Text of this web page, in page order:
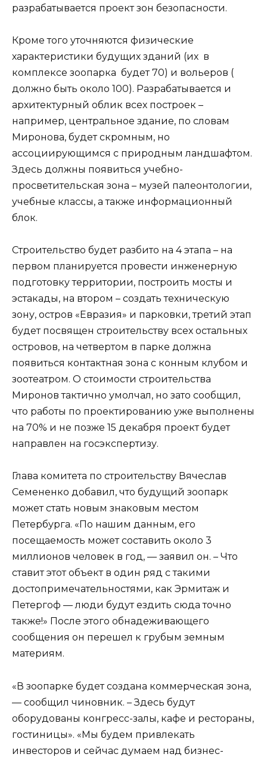
разрабатывается проект зон безопасности.
Кроме того уточняются физические
характеристики будущих зданий (их в
комплексе зоопарка будет 70) и вольеров (
должно быть около 100). Разрабатывается и
архитектурный облик всех построек –
например, центральное здание, по словам
Миронова, будет скромным, но
ассоциирующимся с природным ландшафтом.
Здесь должны появиться учебно-
просветительская зона – музей палеонтологии,
учебные классы, а также информационный
блок.
Строительство будет разбито на 4 этапа – на
первом планируется провести инженерную
подготовку территории, построить мосты и
эстакады, на втором – создать техническую
зону, остров «Евразия» и парковки, третий этап
будет посвящен строительству всех остальных
островов, на четвертом в парке должна
появиться контактная зона с конным клубом и
зоотеатром. О стоимости строительства
Миронов тактично умолчал, но зато сообщил,
что работы по проектированию уже выполнены
на 70% и не позже 15 декабря проект будет
направлен на госэкспертизу.
Глава комитета по строительству Вячеслав
Семененко добавил, что будущий зоопарк
может стать новым знаковым местом
Петербурга. «По нашим данным, его
посещаемость может составить около 3
миллионов человек в год, — заявил он. – Что
ставит этот объект в один ряд с такими
достопримечательностями, как Эрмитаж и
Петергоф — люди будут ездить сюда точно
также!» После этого обнадеживающего
сообщения он перешел к грубым земным
материям.
«В зоопарке будет создана коммерческая зона,
— сообщил чиновник. – Здесь будут
оборудованы конгресс-залы, кафе и рестораны,
гостиницы». «Мы будем привлекать
инвесторов и сейчас думаем над бизнес-